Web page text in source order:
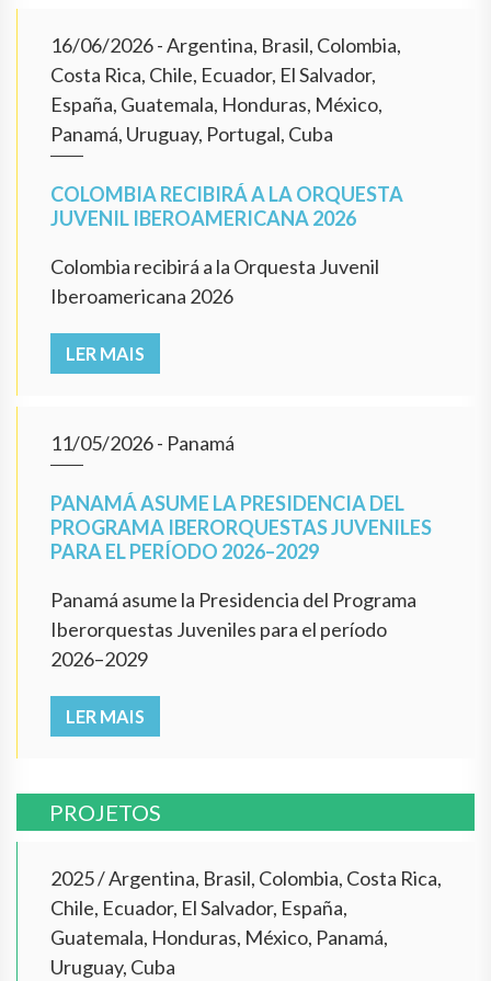
16/06/2026- Argentina, Brasil, Colombia,
Costa Rica, Chile, Ecuador, El Salvador,
España, Guatemala, Honduras, México,
Panamá, Uruguay, Portugal, Cuba
COLOMBIA RECIBIRÁ A LA ORQUESTA
JUVENIL IBEROAMERICANA 2026
Colombia recibirá a la Orquesta Juvenil
Iberoamericana 2026
LER MAIS
11/05/2026- Panamá
PANAMÁ ASUME LA PRESIDENCIA DEL
PROGRAMA IBERORQUESTAS JUVENILES
PARA EL PERÍODO 2026–2029
Panamá asume la Presidencia del Programa
Iberorquestas Juveniles para el período
2026–2029
LER MAIS
PROJETOS
2025/Argentina, Brasil, Colombia, Costa Rica,
Chile, Ecuador, El Salvador, España,
Guatemala, Honduras, México, Panamá,
Uruguay, Cuba